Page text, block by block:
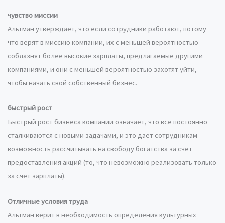
чувство миссии
Альтман утверждает, что если сотрудники работают, потому
что верят в миссию компании, их с меньшей вероятностью
соблазнят более высокие зарплаты, предлагаемые другими
компаниями, и они с меньшей вероятностью захотят уйти,
чтобы начать свой собственный бизнес.
быстрый рост
Быстрый рост бизнеса компании означает, что все постоянно
сталкиваются с новыми задачами, и это дает сотрудникам
возможность рассчитывать на свободу богатства за счет
предоставления акций (то, что невозможно реализовать только
за счет зарплаты).
Отличные условия труда
Альтман верит в необходимость определения культурных